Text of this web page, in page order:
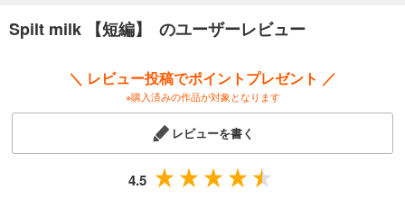
Spilt milk 【短編】 のユーザーレビュー
＼ レビュー投稿でポイントプレゼント ／
※購入済みの作品が対象となります
レビューを書く
4.5